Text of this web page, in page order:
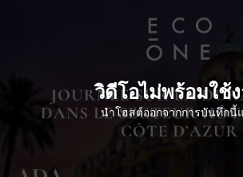
วิดีโอไม่พร้อมใช้
นำโฮสต์ออกจากการบันทึกนี้